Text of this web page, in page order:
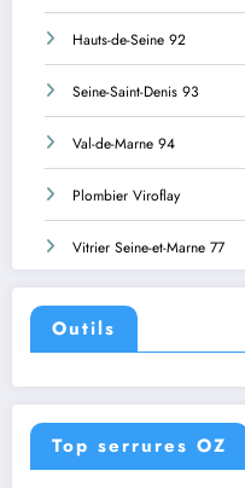
Hauts-de-Seine 92
Seine-Saint-Denis 93
Val-de-Marne 94
Plombier Viroflay
Vitrier Seine-et-Marne 77
Outils
Top serrures OZ